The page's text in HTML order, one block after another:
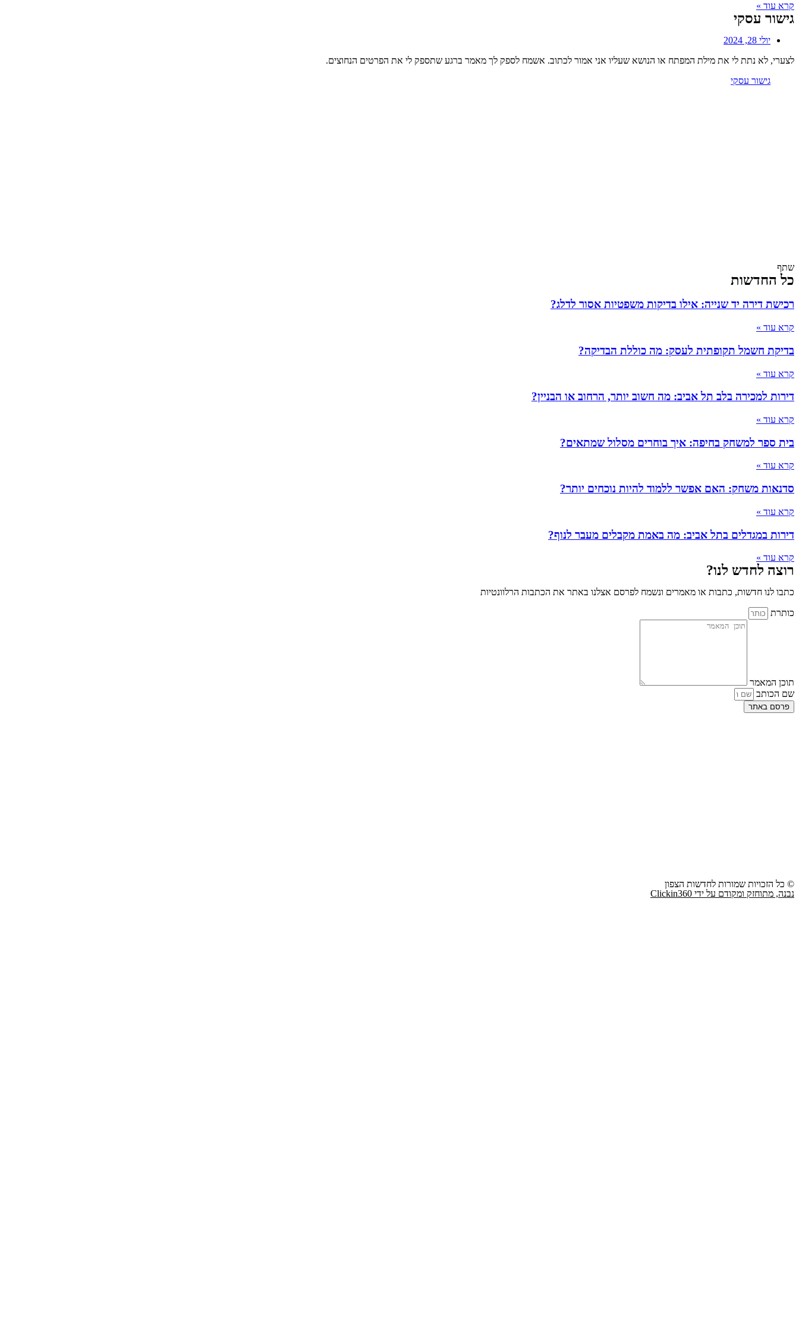
קרא עוד »
גישור עסקי
יולי 28, 2024
לצערי, לא נתת לי את מילת המפתח או הנושא שעליו אני אמור לכתוב. אשמח לספק לך מאמר ברגע שתספק לי את הפרטים הנחוצים.
גישור עסקי
שתף
כל החדשות
רכישת דירה יד שנייה: אילו בדיקות משפטיות אסור לדלג?
קרא עוד »
בדיקת חשמל תקופתית לעסק: מה כוללת הבדיקה?
קרא עוד »
דירות למכירה בלב תל אביב: מה חשוב יותר, הרחוב או הבניין?
קרא עוד »
בית ספר למשחק בחיפה: איך בוחרים מסלול שמתאים?
קרא עוד »
סדנאות משחק: האם אפשר ללמוד להיות נוכחים יותר?
קרא עוד »
דירות במגדלים בתל אביב: מה באמת מקבלים מעבר לנוף?
קרא עוד »
רוצה לחדש לנו?
כתבו לנו חדשות, כתבות או מאמרים ונשמח לפרסם אצלנו באתר את הכתבות הרלוונטיות
כותרת
תוכן המאמר
שם הכותב
פרסם באתר
© כל הזכויות שמורות לחדשות הצפון
נבנה, מתוחזק ומקודם על ידי Clickin360